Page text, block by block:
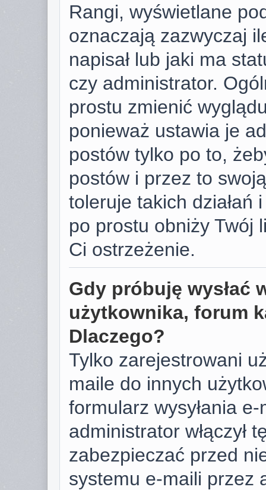
Rangi, wyświetlane
oznaczają zazwyczaj
napisał lub jaki ma
czy administrator.
prostu zmienić
ponieważ ustawia je
postów tylko po to,
postów i przez to
toleruje takich działań
po prostu obniży Twój
Ci ostrzeżenie.
Gdy próbuję wysłać
użytkownika, forum
Dlaczego?
Tylko zarejestrowani
maile do innych
formularz wysyłania
administrator włączył
zabezpieczać przed
systemu e-maili przez